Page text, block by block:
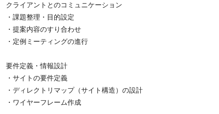
クライアントとのコミュニケーション
・課題整理・目的設定
・提案内容のすり合わせ
・定例ミーティングの進行
要件定義・情報設計
・サイトの要件定義
・ディレクトリマップ（サイト構造）の設計
・ワイヤーフレーム作成